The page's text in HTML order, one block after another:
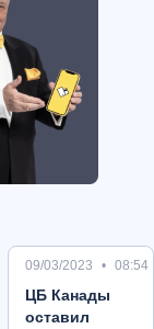
09/03/2023 08:54
ЦБ Канады
оставил